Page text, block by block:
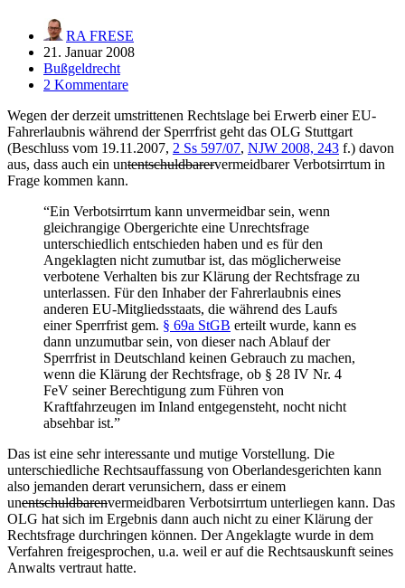
RA FRESE
21. Januar 2008
Bußgeldrecht
2 Kommentare
Wegen der derzeit umstrittenen Rechtslage bei Erwerb einer EU-
Fahrerlaubnis während der Sperrfrist geht das OLG Stuttgart
(Beschluss vom 19.11.2007, 2 Ss 597/07, NJW 2008, 243 f.) davon
aus, dass auch ein untentschuldbarervermeidbarer Verbotsirrtum in
Frage kommen kann.
“Ein Verbotsirrtum kann unvermeidbar sein, wenn
gleichrangige Obergerichte eine Unrechtsfrage
unterschiedlich entschieden haben und es für den
Angeklagten nicht zumutbar ist, das möglicherweise
verbotene Verhalten bis zur Klärung der Rechtsfrage zu
unterlassen. Für den Inhaber der Fahrerlaubnis eines
anderen EU-Mitgliedsstaats, die während des Laufs
einer Sperrfrist gem. § 69a StGB erteilt wurde, kann es
dann unzumutbar sein, von dieser nach Ablauf der
Sperrfrist in Deutschland keinen Gebrauch zu machen,
wenn die Klärung der Rechtsfrage, ob § 28 IV Nr. 4
FeV seiner Berechtigung zum Führen von
Kraftfahrzeugen im Inland entgegensteht, nocht nicht
absehbar ist.”
Das ist eine sehr interessante und mutige Vorstellung. Die
unterschiedliche Rechtsauffassung von Oberlandesgerichten kann
also jemanden derart verunsichern, dass er einem
unentschuldbarenvermeidbaren Verbotsirrtum unterliegen kann. Das
OLG hat sich im Ergebnis dann auch nicht zu einer Klärung der
Rechtsfrage durchringen können. Der Angeklagte wurde in dem
Verfahren freigesprochen, u.a. weil er auf die Rechtsauskunft seines
Anwalts vertraut hatte.